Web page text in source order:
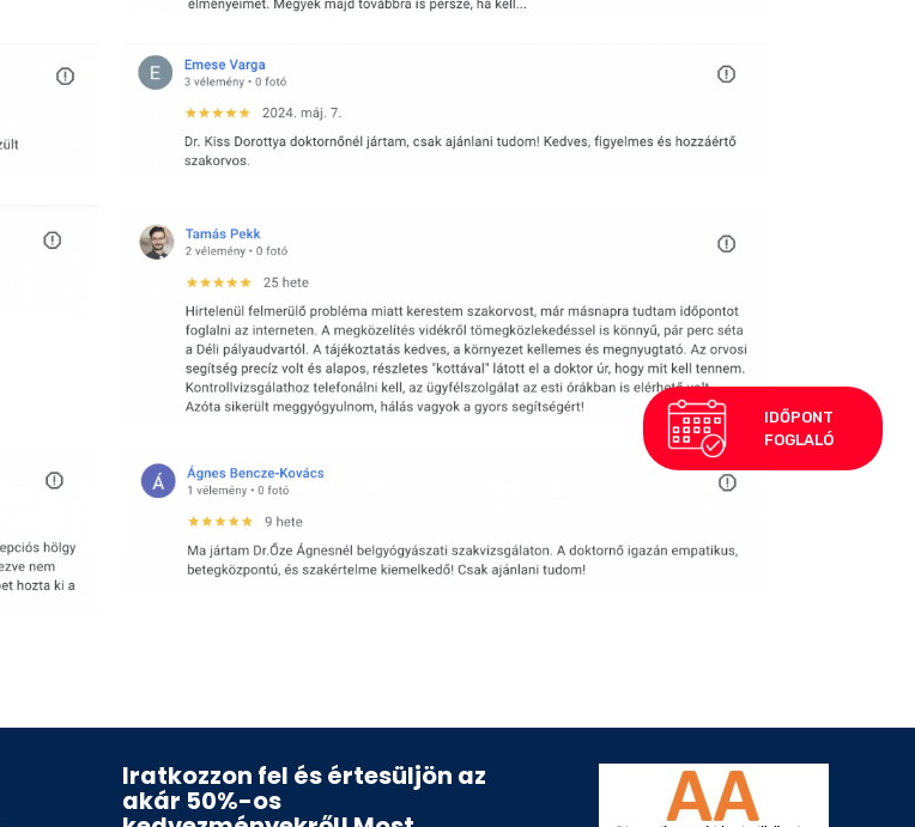
Iratkozzon fel és értesüljön az
akár 50%-os